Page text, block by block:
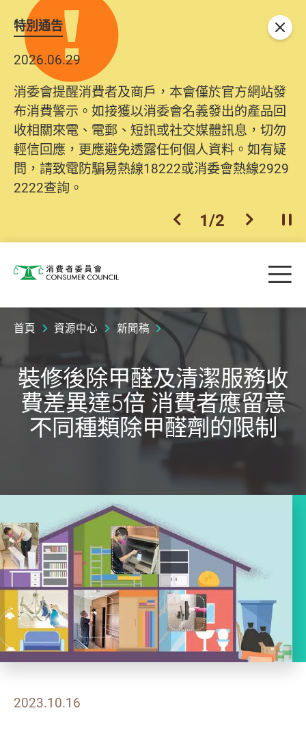
特別通告
2026.06.29
消委會提醒消費者及商戶，本會僅於官方網站發
布消費警示。如接獲以消委會名義發出的產品回
收相關來電、電郵、短訊或社交媒體訊息，切勿
輕信回應，更應避免透露任何個人資料。如有疑
問，請致電防騙易熱線18222或消委會熱線2929
2222查詢。
上一個
1/2 下一個開
關閉
消費者委員會 目
首頁 資源中心 新聞稿
裝修後除甲醛及清潔服務收
費差異達5倍 消費者應留意
不同種類除甲醛劑的限制
2023.10.16